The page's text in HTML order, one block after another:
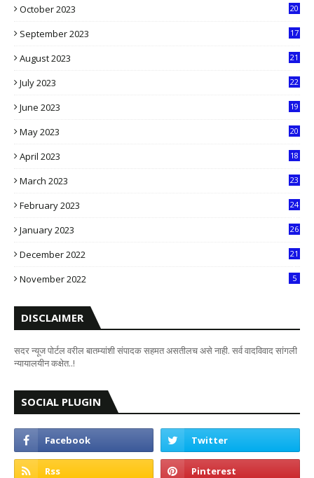
October 2023
20
September 2023
17
August 2023
21
July 2023
22
June 2023
19
May 2023
20
April 2023
18
March 2023
23
February 2023
24
January 2023
26
December 2022
21
November 2022 5
DISCLAIMER
सदर न्यूज पोर्टल वरील बातम्यांशी संपादक सहमत असतीलच असे नाही. सर्व वादविवाद सांगली
न्यायालयीन कक्षेत..!
SOCIAL PLUGIN